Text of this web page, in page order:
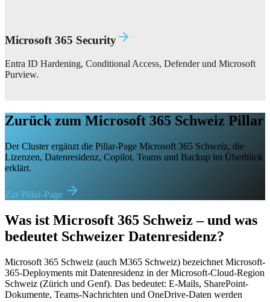
Microsoft 365 Security
Entra ID Hardening, Conditional Access, Defender und Microsoft
Purview.
Zurück zum Microsoft 365 Schweiz Pillar
Der Cluster ergänzt die Pillar-Page Microsoft 365 Schweiz, die
Lizenzen, Datenresidenz, Copilot, Teams und Backup im Überblick
erklärt.
Zur Pillar-Page
Was ist Microsoft 365 Schweiz – und was
bedeutet Schweizer Datenresidenz?
Microsoft 365 Schweiz (auch M365 Schweiz) bezeichnet Microsoft-
365-Deployments mit Datenresidenz in der Microsoft-Cloud-Region
Schweiz (Zürich und Genf). Das bedeutet: E-Mails, SharePoint-
Dokumente, Teams-Nachrichten und OneDrive-Daten werden